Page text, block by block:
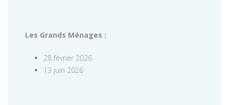
Les Grands Ménages :
28 février 2026
13 juin 2026